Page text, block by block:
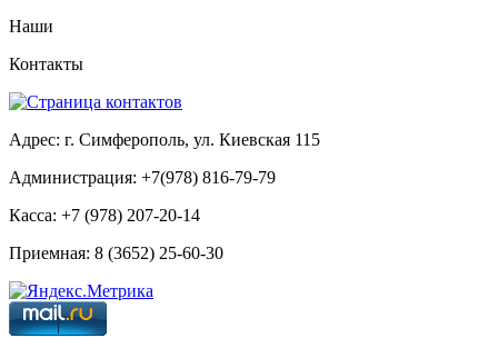
Наши
Контакты
Адрес: г. Симферополь, ул. Киевская 115
Администрация: +7(978) 816-79-79
Касса: +7 (978) 207-20-14
Приемная: 8 (3652) 25-60-30